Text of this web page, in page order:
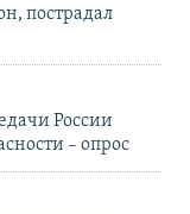
пострадал
России
– опрос